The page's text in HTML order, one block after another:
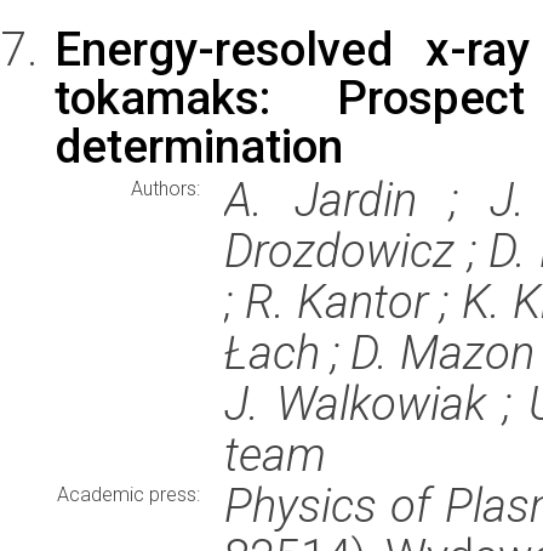
Energy-resolved x-
tokamaks:
determination
Authors:
A. Jardin ; J.
Drozdowicz ; D.
; R. Kantor ; K.
Łach ; D.
J. Walkowiak ;
team
Academic press:
Physics of